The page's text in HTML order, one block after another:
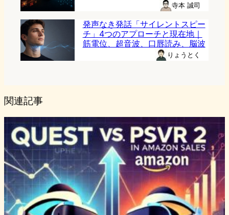
寺本 誠司
発声なき発話「サイレントスピー
チ」4つのアプローチと現在地｜
筋電位、超音波、口唇読み、脳波
りょうとく
関連記事